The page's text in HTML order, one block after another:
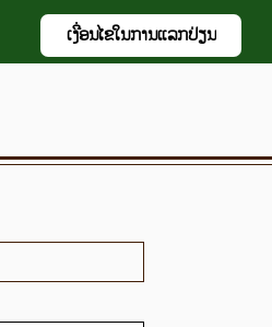
ເງື່ອນໄຂໃນການແລກປ່ຽນ